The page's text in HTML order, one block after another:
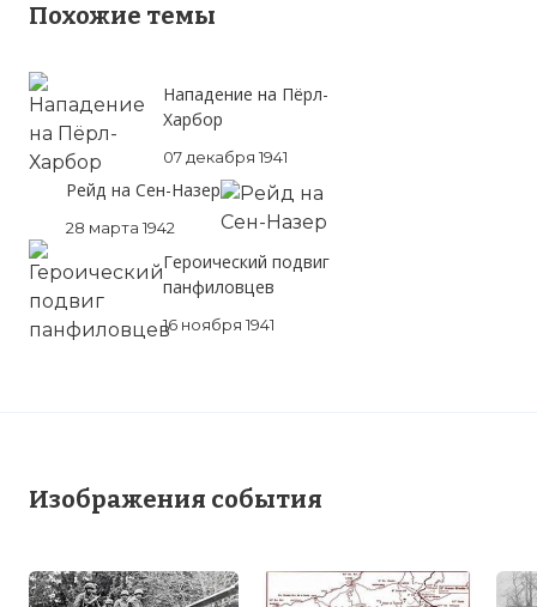
Похожие темы
Нападение на Пёрл-
Харбор
07 декабря 1941
Рейд на Сен-Назер
28 марта 1942
Героический подвиг
панфиловцев
16 ноября 1941
Изображения события